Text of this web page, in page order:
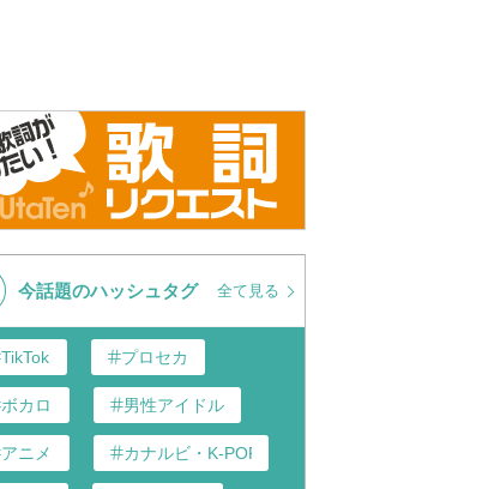
今話題のハッシュタグ 全て見る
TikTok プロセカ
ボカロ 男性アイドル
アニメ カナルビ・K-POP和訳